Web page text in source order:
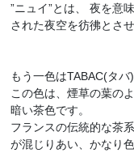
”ニュイ”とは、 夜を意
された夜空を彷彿とさ
もう一色はTABAC(タバ)
この色は、煙草の葉の
暗い茶色です。
フランスの伝統的な茶
が混じりあい、かなり